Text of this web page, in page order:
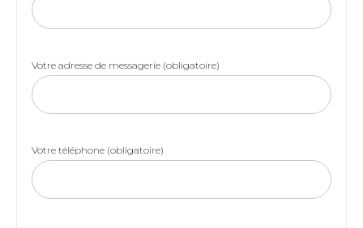
Votre adresse de messagerie (obligatoire)
Votre téléphone (obligatoire)